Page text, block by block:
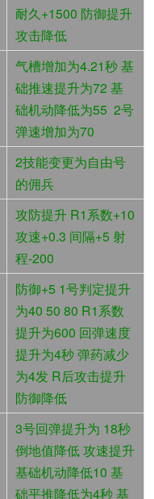
耐久+1500 防御提升
攻击降低
气槽增加为4.21秒 基
础推速提升为72 基
础机动降低为55 2号
弹速增加为70
2技能变更为自由号
的佣兵
攻防提升 R1系数+10
攻速+0.3 间隔+5 射
程-200
防御+5 1号判定提升
为40 50 80 R1系数
提升为600 回弹速度
提升为4秒 弹药减少
为4发 R后攻击提升
防御降低
3号回弹提升为 18秒
倒地值降低 攻速提升
基础机动降低10 基
础平推降低为4秒 基